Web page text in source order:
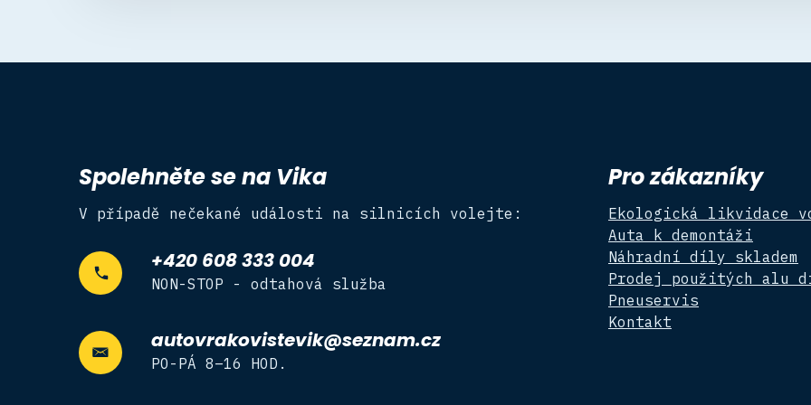
Spolehněte se na Vika
V případě nečekané události na silnicích volejte:
+420 608 333 004
NON-STOP - odtahová služba
autovrakovistevik@seznam.cz
PO-PÁ 8–16 HOD.
Pro zákazníky
Ekologická likvidace
Auta k demontáži
Náhradní díly skladem
Prodej použitých alu
Pneuservis
Kontakt